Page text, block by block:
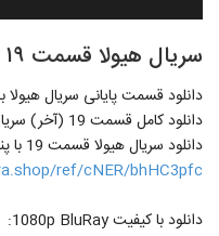
سریال هیولا قسمت ۱۹ (آخر)
دانلود قسمت پایانی سریال هیولا
دانلود کامل قسمت 19 (آخر) سریال هیولا (قانونی) (نیم بها)
دانلود سریال هیولا قسمت 19 با پنج کیفیت
ref/cNER/bhHC3pfc
دانلود با کیفیت 1080p BluRay: